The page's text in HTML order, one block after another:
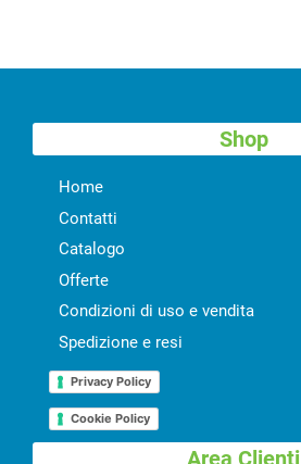
Shop
Home
Contatti
Catalogo
Offerte
Condizioni di uso e vendita
Spedizione e resi
Privacy Policy
Cookie Policy
Area Clienti